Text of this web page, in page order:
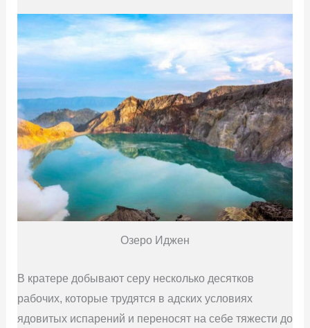
Озеро Иджен
В кратере добывают серу несколько десятков
рабочих, которые трудятся в адских условиях
ядовитых испарений и переносят на себе тяжести до